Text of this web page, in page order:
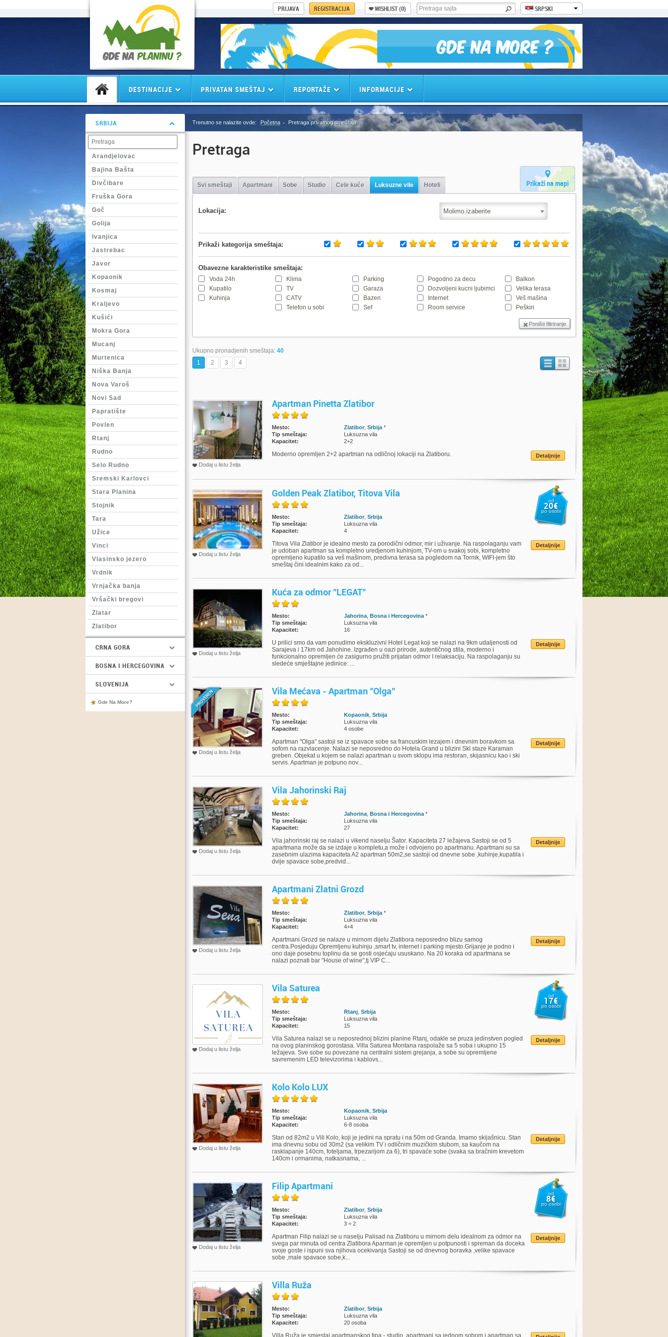
WISHLIST(0)
REGISTRACIJA
PRIJAVA SRPSKI
DESTINACIJE PRIVATAN SMEŠTAJ REPORTAŽE INFORMACIJE
SRBIJA
Arandjelovac
Bajina Bašta
Divčibare
Fruška Gora
Goč
Golija
Ivanjica
Jastrebac
Javor
Kopaonik
Kosmaj
Kraljevo
Kušići
Mokra Gora
Mucanj
Murtenica
Niška Banja
Nova Varoš
Novi Sad
Papratište
Povlen
Rtanj
Rudno
Selo Rudno
Sremski Karlovci
Stara Planina
Stojnik
Tara
Užice
Vinci
Vlasinsko jezero
Vrdnik
Vrnjačka banja
Vršački bregovi
Zlatar
Zlatibor
CRNA GORA
BOSNA I HERCEGOVINA
SLOVENIJA
Gde Na More?
Trenutno se nalazite ovde: Početna Pretraga privatnog smeštaja
Pretraga
Svi smeštaji Apartmani Sobe Studio Cele kuće Luksuzne vile Hoteli Prikaži na mapi
Lokacija: Molimo izaberite
Prikaži kategorija smeštaja:
Obavezne karakteristike smeštaja:
Voda 24h
Kupatilo
Kuhinja
Klima
TV
CATV
Telefon u sobi
Parking
Garaza
Bazen
Sef
Pogodno za decu
Dozvoljeni kucni ljubimci
Internet
Room service
Balkon
Velika terasa
Veš mašina
Peškiri
Ukupno pronadjenih smeštaja: 40
1
2 3 4
Dodaj u listu želja
Apartman Pinetta Zlatibor
Mesto: Zlatibor, Srbija *
Tip smeštaja:
Luksuzna vila
Kapacitet:
2+2
Moderno opremljen 2+2 apartman na odličnoj lokaciji na Zlatiboru. Detaljnije
Dodaj u listu želja
Golden Peak Zlatibor, Titova Vila
od
20€
po osobi
Mesto: Zlatibor, Srbija
Tip smeštaja:
Luksuzna vila
Kapacitet:
4
Titova Vila Zlatibor je idealno mesto za porodični odmor, mir i uživanje. Na raspolaganju vam
je udoban apartman sa kompletno uredjenom kuhinjom, TV-om u svakoj sobi, kompletno
opremljeno kupatilo sa veš mašinom, predivna terasa sa pogledom na Tornik, WIFI-jem što
smeštaj čini idealnim kako za od...
Detaljnije
Dodaj u listu želja
Kuća za odmor "LEGAT"
Mesto: Jahorina Bosna i Hercegovina *
Tip smeštaja:
Luksuzna vila
Kapacitet:
16
U prilici smo da vam ponudimo ekskluzivni Hotel Legat koji se nalazi na 9km udaljenosti od
Sarajeva i 17km od Jahohine. Izgrađen u oazi prirode, autentičnog stila, moderno i
funkcionalno opremljen će zasigurno pružiti prijatan odmor I relaksaciju. Na raspolaganju su
sledeće smještajne jedinice: ...
Detaljnije
Dodaj u listu želja
Vila Mećava - Apartman "Olga"
Mesto: Kopaonik Srbija
Tip smeštaja:
Luksuzna vila
Kapacitet:
4 osobe
Apartman "Olga" sastoji se iz spavace sobe sa francuskim lezajem i dnevnim boravkom sa
sofom na razvlacenje. Nalazi se neposredno do Hotela Grand u blizini Ski staze Karaman
greben. Objekat u kojem se nalazi apartman u svom sklopu ima restoran, skijasnicu kao i ski
servis. Apartman je potpuno nov...
Detaljnije
Dodaj u listu želja
Vila Jahorinski Raj
Mesto: Jahorina Bosna i Hercegovina *
Tip smeštaja:
Luksuzna vila
Kapacitet:
27
Vila jahorinski raj se nalazi u vikend naselju Šator. Kapaciteta 27 ležajeva.Sastoji se od 5
apartmana može da se izdaje u kompletu,a može i odvojeno po apartmanu. Apartmani su sa
zasebnim ulazima kapaciteta A2 apartman 50m2,se sastoji od dnevne sobe ,kuhinje,kupatila i
dvije spavace sobe,predvid...
Detaljnije
Dodaj u listu želja
Apartmani Zlatni Grozd
Mesto: Zlatibor, Srbija *
Tip smeštaja:
Luksuzna vila
Kapacitet:
4+4
Apartmani Grozd se nalaze u mirnom dijelu Zlatibora neposredno blizu samog
centra.Posjeduju Opremljenu kuhinju ,smart tv, internet i parking mjesto.Grijanje je podno i
ono daje posebnu toplinu da se gosti osjećaju ususkano. Na 20 koraka od apartmana se
nalazi poznati bar "House of wine",tj VIP C...
Detaljnije
Dodaj u listu želja
Vila Saturea
od
17€
po osobi
Mesto: Rtanj Srbija
Tip smeštaja:
Luksuzna vila
Kapacitet:
15
Vila Saturea nalazi se u neposrednoj blizini planine Rtanj, odakle se pruza jedinstven pogled
na ovog planinskog gorostasa. Villa Saturea Montana raspolaže sa 5 soba i ukupno 15
ležajeva. Sve sobe su povezane na centralni sistem grejanja, a sobe su opremljene
savremenim LED televizorima i kablovs...
Detaljnije
Dodaj u listu želja
Kolo Kolo LUX
Mesto: Kopaonik Srbija
Tip smeštaja:
Luksuzna vila
Kapacitet:
6-8 osoba
Stan od 82m2 u Vili Kolo, koji je jedini na spratu i na 50m od Granda. Imamo skijašnicu. Stan
ima dnevnu sobu od 30m2 (sa velikim TV i odličnim muzičkim stubom, sa kaučom na
rasklapanje 140cm, foteljama, trpezarijom za 6), tri spavaće sobe (svaka sa bračnim krevetom
140cm i ormanima, natkasnama, ...
Detaljnije
Dodaj u listu želja
Filip Apartmani
od
8€
po osobi
Mesto: Zlatibor, Srbija
Tip smeštaja:
Luksuzna vila
Kapacitet:
3 + 2
Apartman Filip nalazi se u naselju Palisad na Zlatiboru u mirnom delu idealnom za odmor na
svega par minuta od centra Zlatibora Aparman je opremljen u potpunosti i spreman da doceka
svoje goste i ispuni sva njihova ocekivanja Sastoji se od dnevnog boravka ,velike spavace
sobe ,male spavace sobe,k...
Detaljnije
Villa Ruža
Mesto: Zlatibor, Srbija
Tip smeštaja:
Luksuzna vila
Kapacitet:
20 osoba
Villa Ruža je smjestaj apartmanskog tipa - studio, apartmani sa jednom sobom i apartman sa